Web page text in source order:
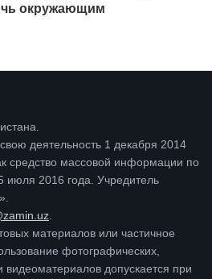
окружающим
деятельность 1 декабря 2014
средство массовой информации по
июля 2016 года. Учредитель
материалов или частичное
фотографических,
видеоматериалов допускается при